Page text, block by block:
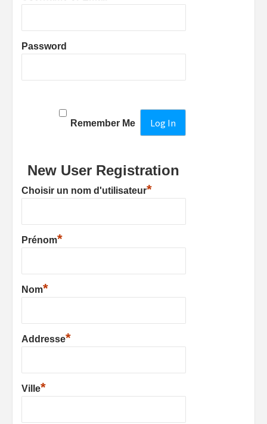
Password
Remember Me
New User Registration
Choisir un nom d'utilisateur*
Prénom*
Nom*
Addresse*
Ville*